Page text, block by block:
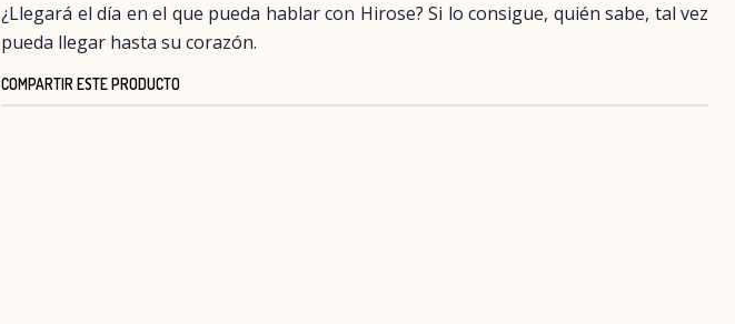
¿Llegará el día en el que pueda hablar con Hirose? Si lo consigue, quién sabe, tal vez
pueda llegar hasta su corazón.
COMPARTIR ESTE PRODUCTO